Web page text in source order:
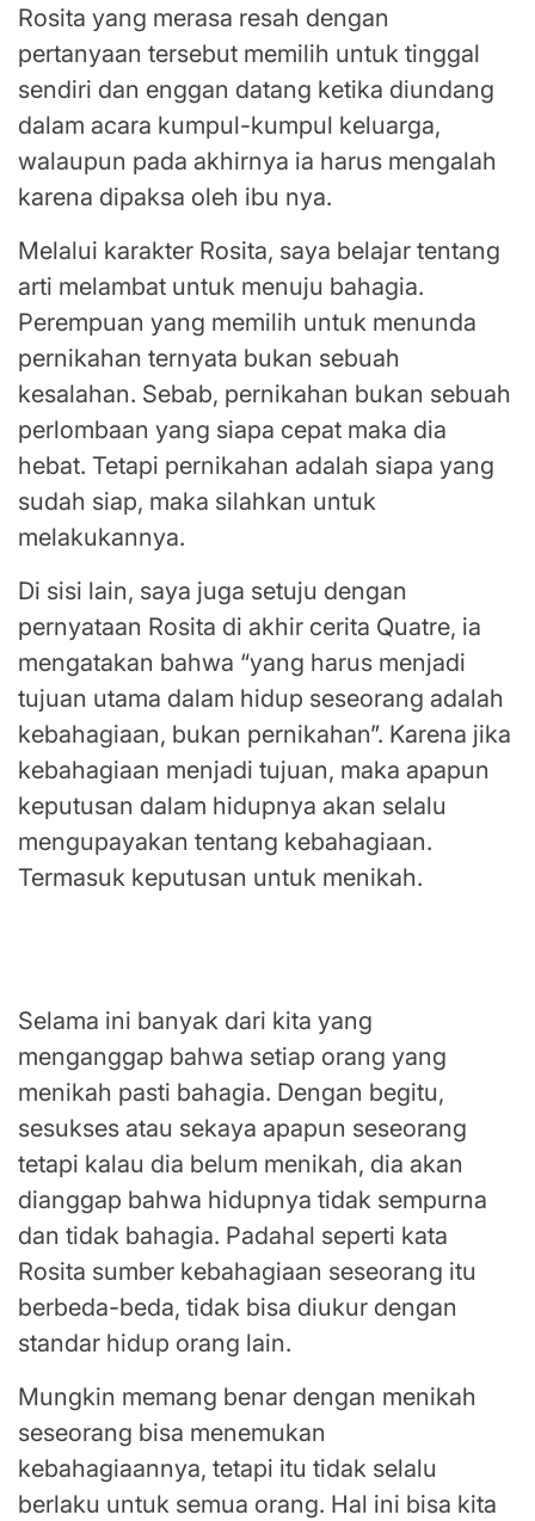
Rosita yang merasa resah dengan
pertanyaan tersebut memilih untuk tinggal
sendiri dan enggan datang ketika diundang
dalam acara kumpul-kumpul keluarga,
walaupun pada akhirnya ia harus mengalah
karena dipaksa oleh ibu nya.
Melalui karakter Rosita, saya belajar tentang
arti melambat untuk menuju bahagia.
Perempuan yang memilih untuk menunda
pernikahan ternyata bukan sebuah
kesalahan. Sebab, pernikahan bukan sebuah
perlombaan yang siapa cepat maka dia
hebat. Tetapi pernikahan adalah siapa yang
sudah siap, maka silahkan untuk
melakukannya.
Di sisi lain, saya juga setuju dengan
pernyataan Rosita di akhir cerita Quatre, ia
mengatakan bahwa “yang harus menjadi
tujuan utama dalam hidup seseorang adalah
kebahagiaan, bukan pernikahan”. Karena jika
kebahagiaan menjadi tujuan, maka apapun
keputusan dalam hidupnya akan selalu
mengupayakan tentang kebahagiaan.
Termasuk keputusan untuk menikah.
Selama ini banyak dari kita yang
menganggap bahwa setiap orang yang
menikah pasti bahagia. Dengan begitu,
sesukses atau sekaya apapun seseorang
tetapi kalau dia belum menikah, dia akan
dianggap bahwa hidupnya tidak sempurna
dan tidak bahagia. Padahal seperti kata
Rosita sumber kebahagiaan seseorang itu
berbeda-beda, tidak bisa diukur dengan
standar hidup orang lain.
Mungkin memang benar dengan menikah
seseorang bisa menemukan
kebahagiaannya, tetapi itu tidak selalu
berlaku untuk semua orang. Hal ini bisa kita